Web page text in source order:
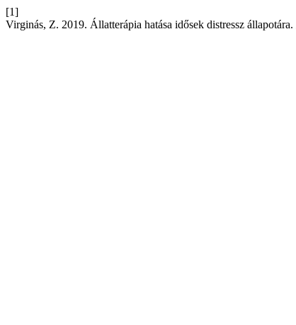
[1]
Virginás, Z. 2019. Állatterápia hatása idősek distressz állapotára.